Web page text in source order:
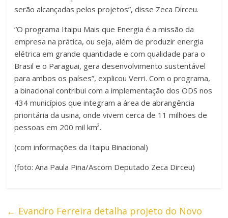
serão alcançadas pelos projetos”, disse Zeca Dirceu.
“O programa Itaipu Mais que Energia é a missão da
empresa na prática, ou seja, além de produzir energia
elétrica em grande quantidade e com qualidade para o
Brasil e o Paraguai, gera desenvolvimento sustentável
para ambos os países”, explicou Verri. Com o programa,
a binacional contribui com a implementação dos ODS nos
434 municípios que integram a área de abrangência
prioritária da usina, onde vivem cerca de 11 milhões de
pessoas em 200 mil km².
(com informações da Itaipu Binacional)
(foto: Ana Paula Pina/Ascom Deputado Zeca Dirceu)
← Evandro Ferreira detalha projeto do Novo